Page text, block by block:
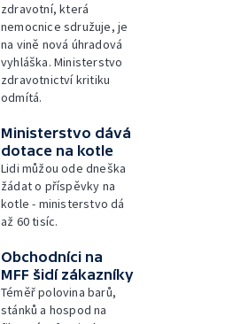
zdravotní, která
nemocnice sdružuje, je
na vině nová úhradová
vyhláška. Ministerstvo
zdravotnictví kritiku
odmítá.
Ministerstvo dává
dotace na kotle
Lidi můžou ode dneška
žádat o příspěvky na
kotle - ministerstvo dá
až 60 tisíc.
Obchodníci na
MFF šidí zákazníky
Téměř polovina barů,
stánků a hospod na